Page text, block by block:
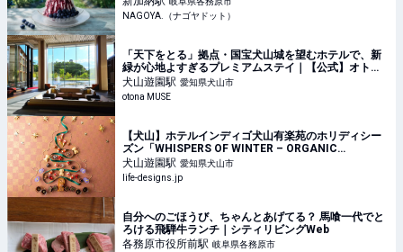
NAGOYA.（ナゴヤドット）
「天下をとる」拠点・国宝犬山城を望むホテルで、新
緑が心地よすぎるプレミアムステイ｜【公式】オトナ
ミューズ ウェブ（otona MUSE）
犬山遊園駅 愛知県犬山市
otona MUSE
【犬山】ホテルインディゴ犬山有楽苑のホリディシー
ズン「WHISPERS OF WINTER – ORGANIC
CHRISTMAS」｜犬山市のパン・スイーツ＞その他
（スイーツ）｜Life Designs（ライフデザインズ）｜
東海の暮らしのウェブマガジン
犬山遊園駅 愛知県犬山市
life-designs.jp
自分へのごほうび、ちゃんとあげてる？ 馬喰一代でと
ろける飛騨牛ランチ｜シティリビングWeb
各務原市役所前駅 岐阜県各務原市